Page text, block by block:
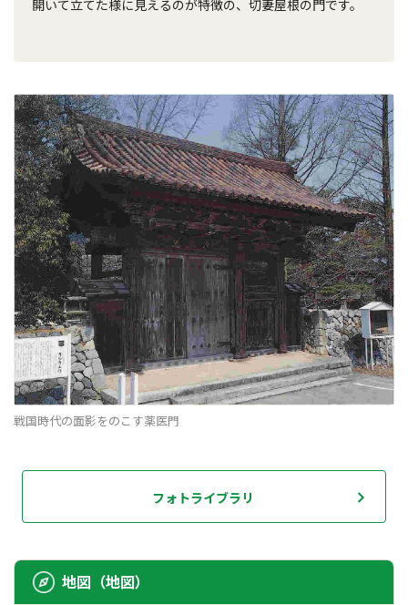
開いて立てた様に見えるのが特徴の、切妻屋根の門です。
戦国時代の面影をのこす薬医門
フォトライブラリ
地図（地図）